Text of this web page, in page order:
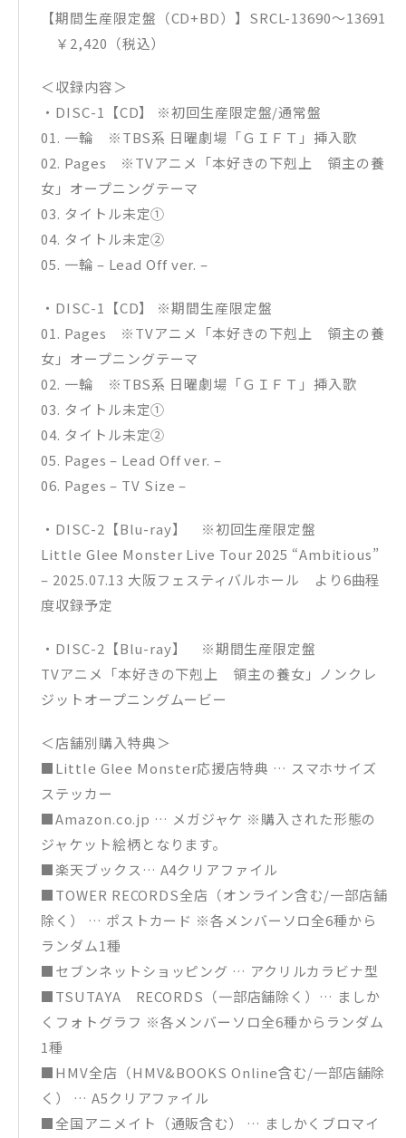
【期間生産限定盤（CD+BD）】SRCL-13690〜13691
￥2,420（税込）
＜収録内容＞
・DISC-1【CD】 ※初回生産限定盤/通常盤
01​. 一輪 ※TBS系 日曜劇場「ＧＩＦＴ」挿入歌
02​. Pages ※TVアニメ「本好きの下剋上 領主の養
女」オープニングテーマ
03​. タイトル未定①
04​. タイトル未定②
05​. 一輪 – Lead Off ver​. –
・DISC-1【CD】 ※期間生産限定盤
01​. Pages ※TVアニメ「本好きの下剋上 領主の養
女」オープニングテーマ
02​. 一輪 ※TBS系 日曜劇場「ＧＩＦＴ」挿入歌
03​. タイトル未定①
04​. タイトル未定②
05​. Pages – Lead Off ver​. –
06​. Pages – TV Size –
・DISC-2【Blu-ray】 ※初回生産限定盤
Little Glee Monster Live Tour 2025 “Ambitious”
– 2025.07.13 大阪フェスティバルホール より6曲程
度収録予定
・DISC-2【Blu-ray】 ※期間生産限定盤
TVアニメ「本好きの下剋上 領主の養女」ノンクレ
ジットオープニングムービー
＜店舗別購入特典＞
■Little Glee Monster応援店特典 … スマホサイズ
ステッカー
■Amazon.co.jp … メガジャケ ※購入された形態の
ジャケット絵柄となります。
■楽天ブックス… A4クリアファイル
■TOWER RECORDS全店（オンライン含む/一部店舗
除く） … ポストカード ※各メンバーソロ全6種から
ランダム1種
■セブンネットショッピング … アクリルカラビナ型
■TSUTAYA RECORDS（一部店舗除く）… ましか
くフォトグラフ ※各メンバーソロ全6種からランダム
1種
■HMV全店（HMV&BOOKS Online含む/一部店舗除
く） … A5クリアファイル
■全国アニメイト（通販含む） … ましかくブロマイ